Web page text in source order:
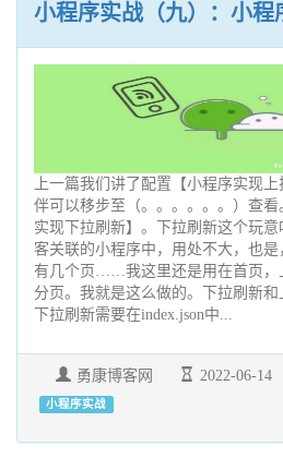
小程序实战（九）：小程
上一篇我们讲了配置【小程序实现
伴可以移步至（。。。。。。）查
实现下拉刷新】。下拉刷新这个玩
客关联的小程序中，用处不大，也
有几个页……我这里还是用在首页，
分页。我就是这么做的。下拉刷新和
下拉刷新需要在index.json中...
勇康博客网 2022-06-14
小程序实战